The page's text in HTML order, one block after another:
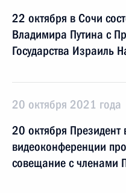
22 октября в Сочи
Владимира Путина с
Государства Израиль
20 октября 2021 года
20 октября Президент
видеоконференции
совещание с членами